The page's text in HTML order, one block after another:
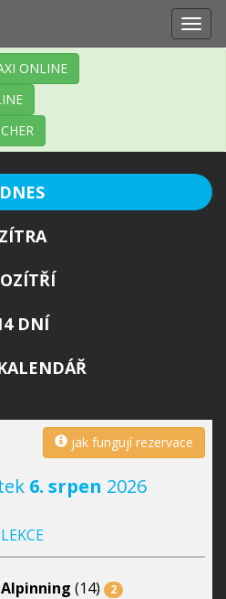
DNES
ZÍTRA
DNÍ
jak fungují rezervace
6. srpen 2026
LEKCE
Alpinning (14)
2
ONLINE